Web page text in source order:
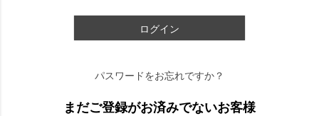
ログイン
パスワードをお忘れですか？
まだご登録がお済みでないお客様